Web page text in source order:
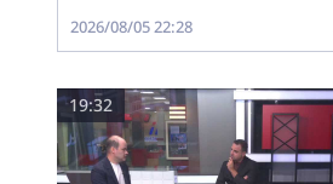
2026/08/05 22:28
19:32